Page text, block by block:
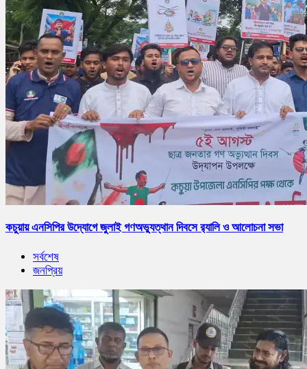
কচুয়ায় এনসিপির উদ্যোগে জুলাই গণঅভ্যুত্থান দিবসে র‌্যালি ও আলোচনা সভা
সর্বশেষ
জনপ্রিয়